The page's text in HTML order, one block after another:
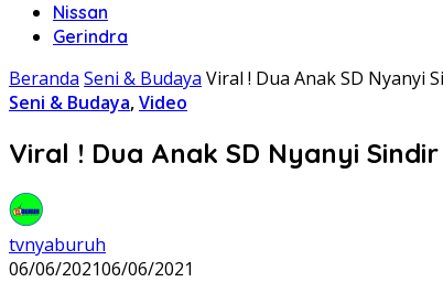
Nissan
Gerindra
Beranda Seni & Budaya Viral ! Dua Anak SD Nyanyi
Seni & Budaya,Video
Viral ! Dua Anak SD Nyanyi
tvnyaburuh
06/06/202106/06/2021